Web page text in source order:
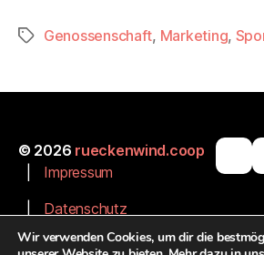
Schlagwörter
Genossenschaft, Marketing,
© 2026 rueckenwind.coop
Impressum
Datenschutz
|Barrierefreiheit
Wir verwenden Cookies, um dir die